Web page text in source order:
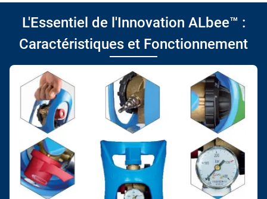
L'Essentiel de l'Innovation ALbee™ :
Caractéristiques et Fonctionnement